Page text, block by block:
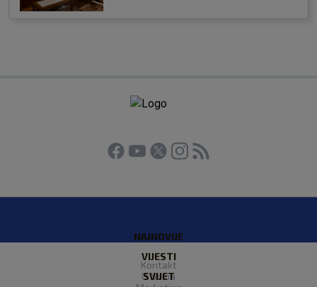
NAJNOVIJE
VIJESTI
SVIJET
Kontakt
O Nama